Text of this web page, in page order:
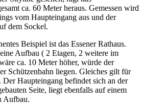
ca. 60 Meter heraus. Gemessen wird
vom Haupteingang aus und der
dem Sockel.
Beispiel ist das Essener Rathaus.
Aufbau ( 2 Etagen, 2 weitere im
ca. 10 Meter höher, würde der
Schützenbahn liegen. Gleiches gilt für
Der Haupteingang befindet sich an der
Seite, liegt ebenfalls auf einem
Aufbau.